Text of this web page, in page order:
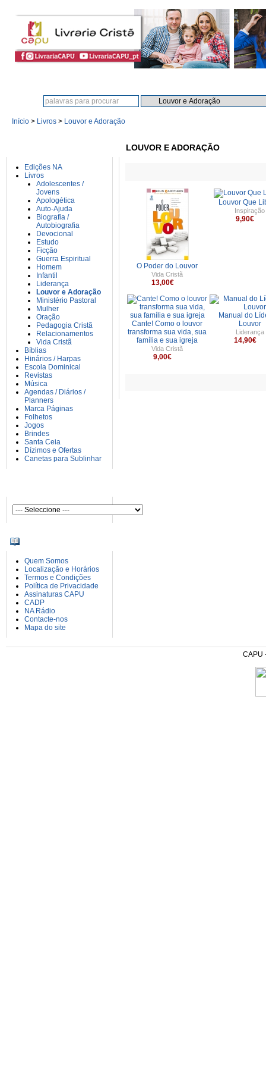
Início > Livros > Louvor e Adoração
Edições NA
Livros
Adolescentes /
Jovens
Apologética
Auto-Ajuda
Biografia /
Autobiografia
Devocional
Estudo
Ficção
Guerra Espiritual
Homem
Infantil
Liderança
Louvor e Adoração
Ministério Pastoral
Mulher
Oração
Pedagogia Cristã
Relacionamentos
Vida Cristã
Bíblias
Hinários / Harpas
Escola Dominical
Revistas
Música
Agendas / Diários /
Planners
Marca Páginas
Folhetos
Jogos
Brindes
Santa Ceia
Dízimos e Ofertas
Canetas para Sublinhar
Quem Somos
Localização e Horários
Termos e Condições
Política de Privacidade
Assinaturas CAPU
CADP
NA Rádio
Contacte-nos
Mapa do site
LOUVOR E ADORAÇÃO
O Poder do Louvor
Vida Cristã
13,00€
Louvor Que
Inspiração
9,90€
Cante! Como o louvor
transforma sua vida, sua
família e sua igreja
Vida Cristã
9,00€
Manual do
Louvor
Liderança
14,90€
CAPU